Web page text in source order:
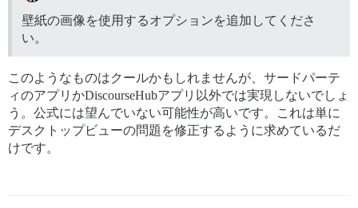
壁紙の画像を使用するオプションを追加してくださ
い。
このようなものはクールかもしれませんが、サードパーテ
ィのアプリかDiscourseHubアプリ以外では実現しないでしょ
う。公式には望んでいない可能性が高いです。これは単に
デスクトップビューの問題を修正するように求めているだ
けです。